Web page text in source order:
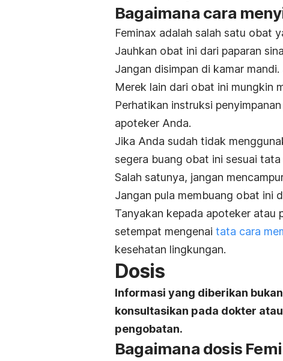
Bagaimana cara
Feminax adalah salah satu obat
Jauhkan obat ini dari paparan
Jangan disimpan di kamar
Merek lain dari obat ini mungkin
Perhatikan instruksi
apoteker Anda.
Jika Anda sudah tidak
segera buang obat ini sesuai
Salah satunya, jangan
Jangan pula membuang obat ini
Tanyakan kepada apoteker atau
setempat mengenai tata cara
kesehatan lingkungan.
Dosis
Informasi yang diberikan
konsultasikan pada dokter
pengobatan.
Bagaimana dosis